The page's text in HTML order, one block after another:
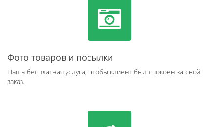
Фото товаров и посылки
Наша бесплатная услуга, чтобы клиент был спокоен за свой
заказ.